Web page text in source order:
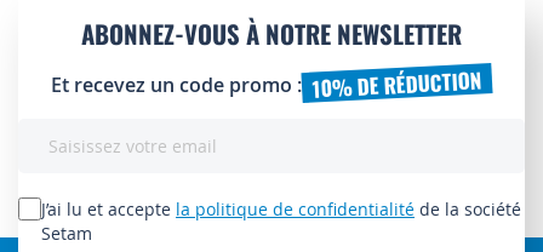
ABONNEZ-VOUS À NOTRE NEWSLETTER
Et recevez un code promo : 10% DE RÉDUCTION
lettre
d’information
J’ai lu et accepte la politique de confidentialité de la société
Setam